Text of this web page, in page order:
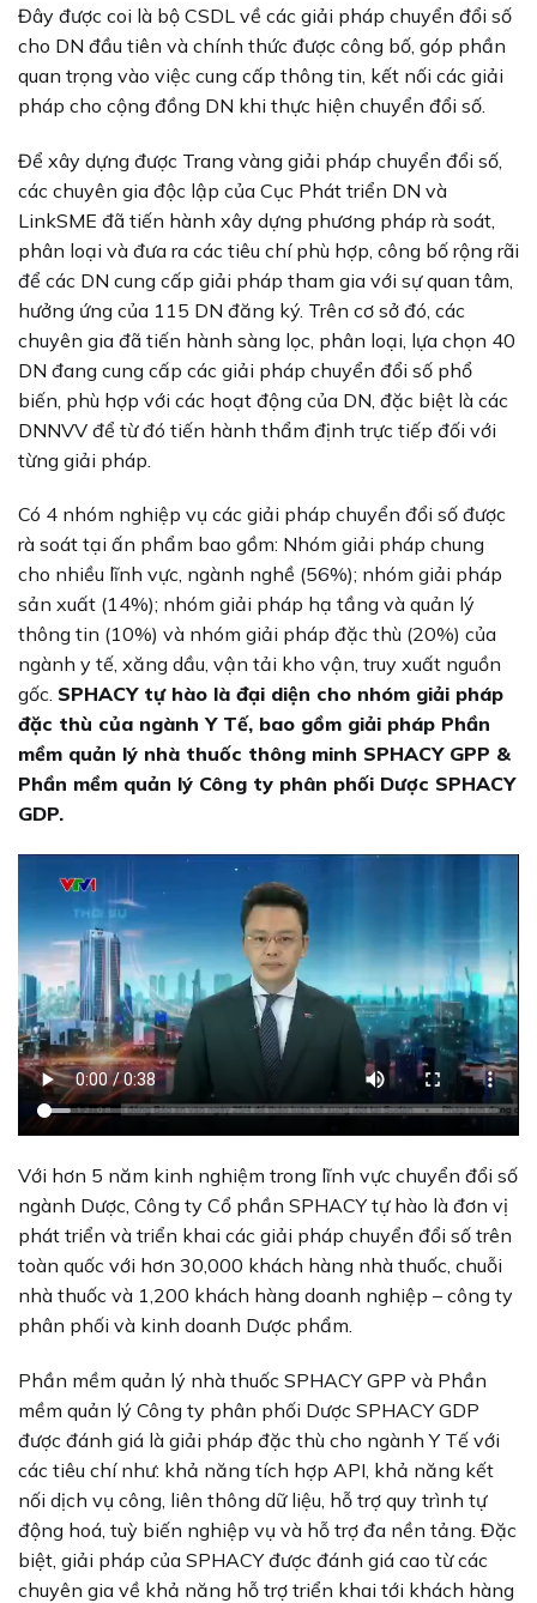
Đây được coi là bộ CSDL về các giải pháp chuyển đổi số
cho DN đầu tiên và chính thức được công bố, góp phần
quan trọng vào việc cung cấp thông tin, kết nối các giải
pháp cho cộng đồng DN khi thực hiện chuyển đổi số.
Để xây dựng được Trang vàng giải pháp chuyển đổi số,
các chuyên gia độc lập của Cục Phát triển DN và
LinkSME đã tiến hành xây dựng phương pháp rà soát,
phân loại và đưa ra các tiêu chí phù hợp, công bố rộng rãi
để các DN cung cấp giải pháp tham gia với sự quan tâm,
hưởng ứng của 115 DN đăng ký. Trên cơ sở đó, các
chuyên gia đã tiến hành sàng lọc, phân loại, lựa chọn 40
DN đang cung cấp các giải pháp chuyển đổi số phổ
biến, phù hợp với các hoạt động của DN, đặc biệt là các
DNNVV để từ đó tiến hành thẩm định trực tiếp đối với
từng giải pháp.
Có 4 nhóm nghiệp vụ các giải pháp chuyển đổi số được
rà soát tại ấn phẩm bao gồm: Nhóm giải pháp chung
cho nhiều lĩnh vực, ngành nghề (56%); nhóm giải pháp
sản xuất (14%); nhóm giải pháp hạ tầng và quản lý
thông tin (10%) và nhóm giải pháp đặc thù (20%) của
ngành y tế, xăng dầu, vận tải kho vận, truy xuất nguồn
gốc. SPHACY tự hào là đại diện cho nhóm giải pháp
đặc thù của ngành Y Tế, bao gồm giải pháp Phần
mềm quản lý nhà thuốc thông minh SPHACY GPP &
Phần mềm quản lý Công ty phân phối Dược SPHACY
GDP.
Với hơn 5 năm kinh nghiệm trong lĩnh vực chuyển đổi số
ngành Dược, Công ty Cổ phần SPHACY tự hào là đơn vị
phát triển và triển khai các giải pháp chuyển đổi số trên
toàn quốc với hơn 30,000 khách hàng nhà thuốc, chuỗi
nhà thuốc và 1,200 khách hàng doanh nghiệp – công ty
phân phối và kinh doanh Dược phẩm.
Phần mềm quản lý nhà thuốc SPHACY GPP và Phần
mềm quản lý Công ty phân phối Dược SPHACY GDP
được đánh giá là giải pháp đặc thù cho ngành Y Tế với
các tiêu chí như: khả năng tích hợp API, khả năng kết
nối dịch vụ công, liên thông dữ liệu, hỗ trợ quy trình tự
động hoá, tuỳ biến nghiệp vụ và hỗ trợ đa nền tảng. Đặc
biệt, giải pháp của SPHACY được đánh giá cao từ các
chuyên gia về khả năng hỗ trợ triển khai tới khách hàng